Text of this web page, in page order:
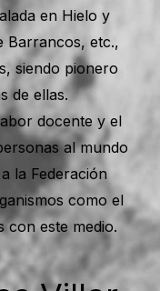
en Hielo y
Barrancos, etc.,
siendo pionero
de ellas.
docente y el
al mundo
la Federación
como el
con este medio.